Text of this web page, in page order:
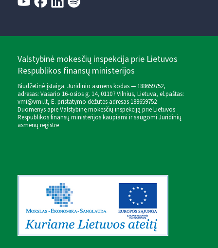
Valstybinė mokesčių inspekcija prie Lietuvos
Respublikos finansų ministerijos
Biudžetinė įstaiga. Juridinio asmens kodas — 188659752,
adresas: Vasario 16-osios g. 14, 01107 Vilnius, Lietuva, el.paštas:
vmi@vmi.lt, E. pristatymo dėžutės adresas 188659752
Duomenys apie Valstybinę mokesčių inspekciją prie Lietuvos
Respublikos finansų ministerijos kaupiami ir saugomi Juridinių
asmenų registre